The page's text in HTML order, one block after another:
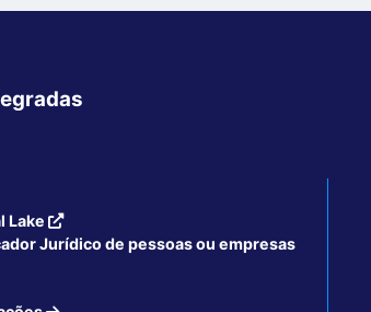
Lake
Jurídico de pessoas ou empresas